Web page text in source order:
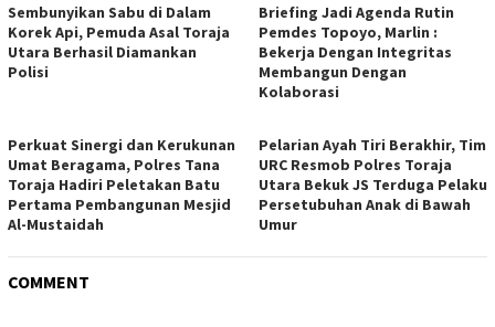
Sembunyikan Sabu di Dalam
Korek Api, Pemuda Asal Toraja
Utara Berhasil Diamankan
Polisi
Briefing Jadi Agenda Rutin
Pemdes Topoyo, Marlin :
Bekerja Dengan Integritas
Membangun Dengan
Kolaborasi
Perkuat Sinergi dan Kerukunan
Umat Beragama, Polres Tana
Toraja Hadiri Peletakan Batu
Pertama Pembangunan Mesjid
Al-Mustaidah
Pelarian Ayah Tiri Berakhir, Tim
URC Resmob Polres Toraja
Utara Bekuk JS Terduga Pelaku
Persetubuhan Anak di Bawah
Umur
COMMENT